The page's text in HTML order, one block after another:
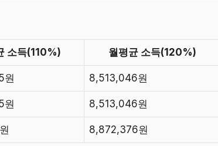
소득(110%) 월평균 소득(120%)
원 8,513,046원
원 8,513,046원
8,872,376원